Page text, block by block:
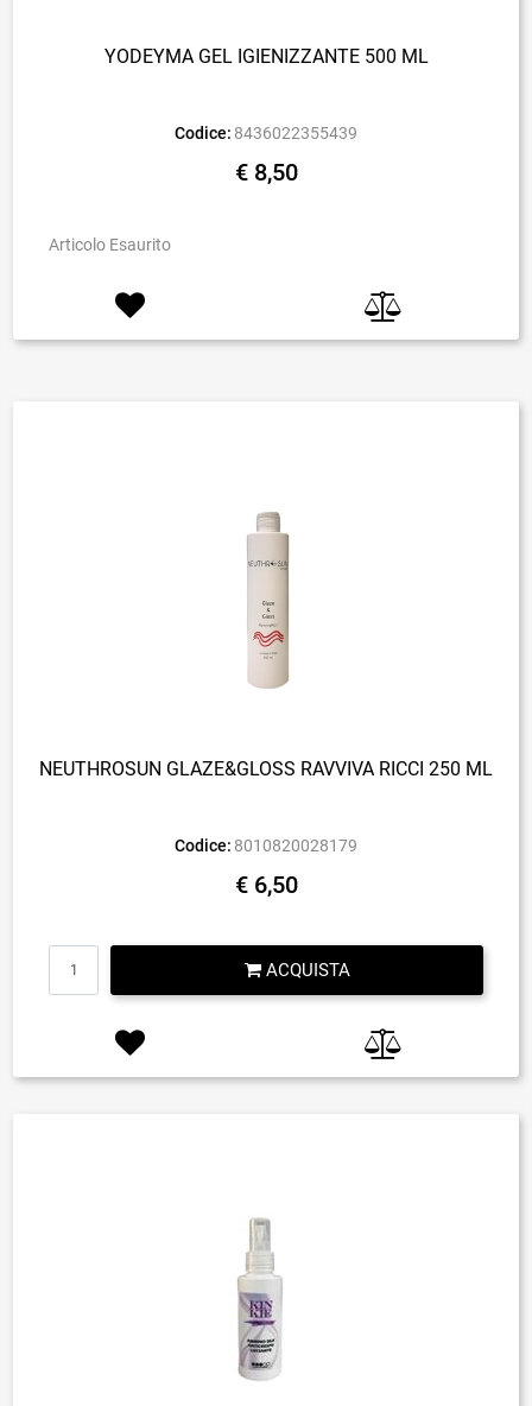
YODEYMA GEL IGIENIZZANTE 500 ML
Codice: 8436022355439
€ 8,50
Articolo Esaurito
NEUTHROSUN GLAZE&GLOSS RAVVIVA RICCI 250 ML
Codice: 8010820028179
€ 6,50
ACQUISTA